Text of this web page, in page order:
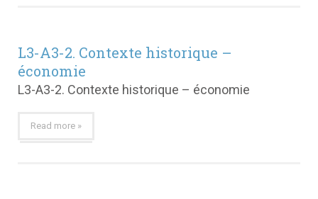
L3-A3-2. Contexte historique –
économie
L3-A3-2. Contexte historique – économie
Read more »